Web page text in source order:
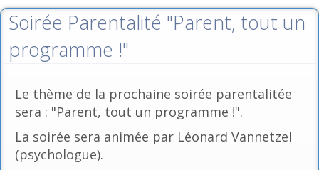
Soirée Parentalité "Parent, tout un
programme !"
Le thème de la prochaine soirée parentalitée
sera : "Parent, tout un programme !".
La soirée sera animée par Léonard Vannetzel
(psychologue).